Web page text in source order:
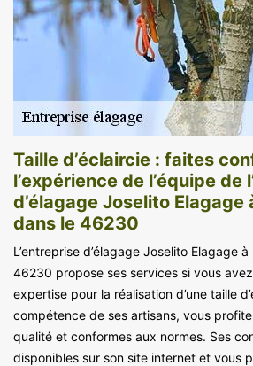
Taille d’éclaircie : faites
l’expérience de l’équipe de
d’élagage Joselito Elagage
dans le 46230
L’entreprise d’élagage Joselito Elagage
46230 propose ses services si vous
expertise pour la réalisation d’une taille
compétence de ses artisans, vous
qualité et conformes aux normes. Ses
disponibles sur son site internet et vous